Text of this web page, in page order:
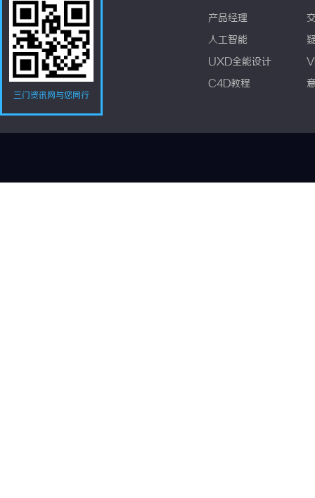
三门资讯网与您同行
产品经理
人工智能
UXD全能设计
C4D教程